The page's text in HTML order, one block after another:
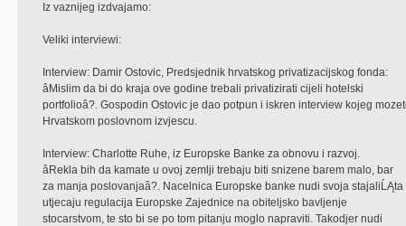
Iz vaznijeg izdvajamo:
Veliki interviewi:
Interview: Damir Ostovic, Predsjednik hrvatskog privatizacijskog fonda:
âMislim da bi do kraja ove godine trebali privatizirati cijeli hotelski
portfolioâ?. Gospodin Ostovic je dao potpun i iskren interview kojeg
Hrvatskom poslovnom izvjescu.
Interview: Charlotte Ruhe, iz Europske Banke za obnovu i razvoj.
âRekla bih da kamate u ovoj zemlji trebaju biti snizene barem malo, bar
za manja poslovanjaâ?. Nacelnica Europske banke nudi svoja stajaliĹĄta
utjecaju regulacija Europske Zajednice na obiteljsko bavljenje
stocarstvom, te sto bi se po tom pitanju moglo napraviti. Takodjer nudi